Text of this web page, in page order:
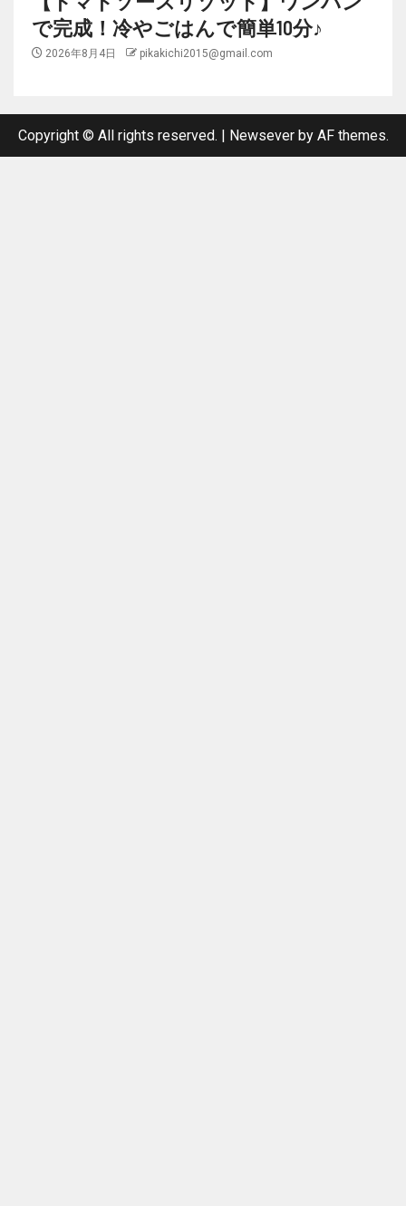
で完成！冷やごはんで簡単10分♪
2026年8月4日 pikakichi2015@gmail.com
Copyright © All rights reserved. | Newseverby AF themes.